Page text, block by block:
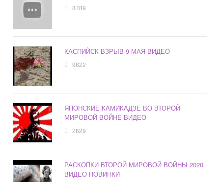
8789
КАСПИЙСК ВЗРЫВ 9 МАЯ ВИДЕО
9822
ЯПОНСКИЕ КАМИКАДЗЕ ВО ВТОРОЙ
МИРОВОЙ ВОЙНЕ ВИДЕО
2829
РАСКОПКИ ВТОРОЙ МИРОВОЙ ВОЙНЫ 2020
ВИДЕО НОВИНКИ